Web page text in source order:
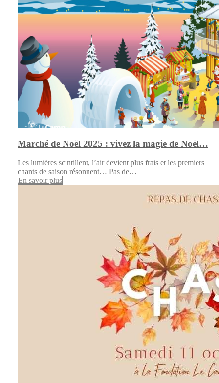
Marché de Noël 2025 : vivez la magie de Noël…
Les lumières scintillent, l’air devient plus frais et les premiers
chants de saison résonnent… Pas de…
En savoir plus